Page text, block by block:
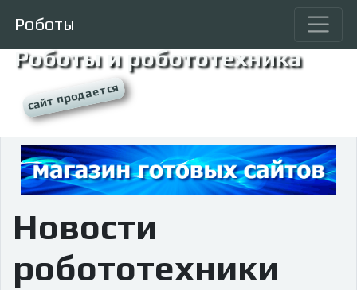
Роботы
Роботы и робототехника
Новости
робототехники